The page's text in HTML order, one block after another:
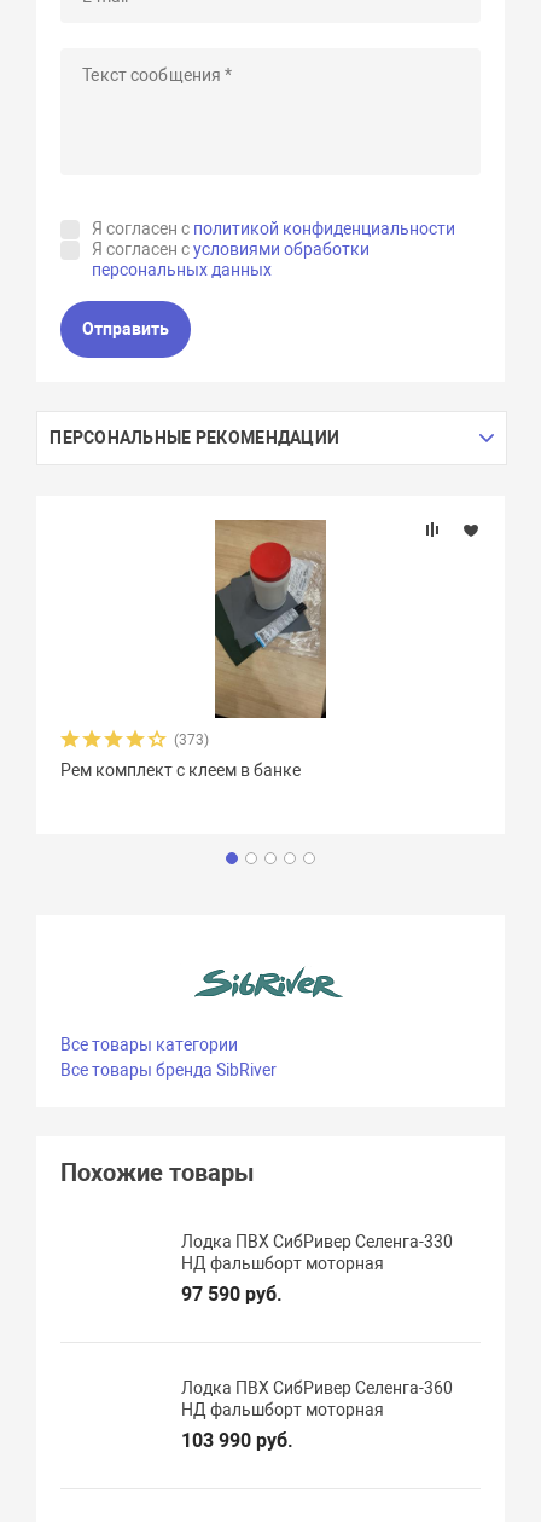
Я согласен с политикой конфиденциальности
Я согласен сусловиями обработки
персональных данных
Отправить
ПЕРСОНАЛЬНЫЕ РЕКОМЕНДАЦИИ
(373)
Рем комплект с клеем в банке
Все товары категории
Все товары бренда SibRiver
Похожие товары
Лодка ПВХ СибРивер Селенга-330
НД фальшборт моторная
97 590 руб.
Лодка ПВХ СибРивер Селенга-360
НД фальшборт моторная
103 990 руб.